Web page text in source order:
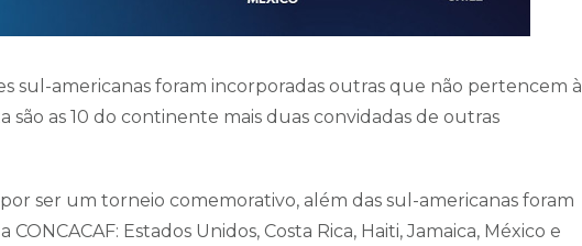
sul-americanas foram incorporadas outras que não pertencem à
são as 10 do continente mais duas convidadas de outras
ser um torneio comemorativo, além das sul-americanas foram
Estados Unidos, Costa Rica, Haiti, Jamaica, México e